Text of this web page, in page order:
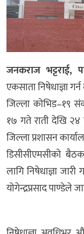
जनकराज भट्टराई,
एकसाता निषेधाज्ञा
जिल्ला कोभिड–१९
१७ गते राती देखि २४
जिल्ला प्रशासन
डिसीसीएमसीको
लागि निषेधाज्ञा
योगेन्द्रप्रसाद पाण्डेले